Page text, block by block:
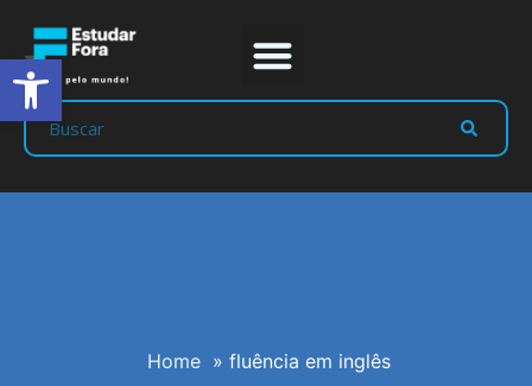
Home » fluência em inglês
Abrir a barra de ferramentas